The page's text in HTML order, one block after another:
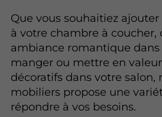
Que vous souhaitiez
à votre chambre à coucher,
ambiance romantique dans
manger ou mettre en
décoratifs dans votre salon,
mobiliers propose une
répondre à vos besoins.